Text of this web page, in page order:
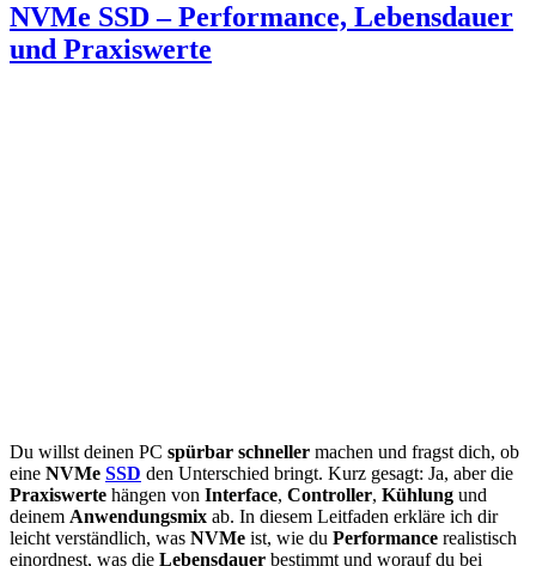
NVMe SSD – Performance, Lebensdauer
und Praxiswerte
Du willst deinen PC spürbar schneller machen und fragst dich, ob
eine NVMe SSD den Unterschied bringt. Kurz gesagt: Ja, aber die
Praxiswerte hängen von Interface, Controller, Kühlung und
deinem Anwendungsmix ab. In diesem Leitfaden erkläre ich dir
leicht verständlich, was NVMe ist, wie du Performance realistisch
einordnest, was die Lebensdauer bestimmt und worauf du bei